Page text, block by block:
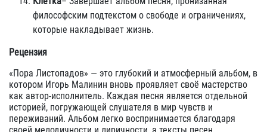
философским подтекстом о свободе и ограничениях,
которые накладывает жизнь.
Рецензия
«Пора Листопадов» — это глубокий и атмосферный альбом, в
котором Игорь Малинин вновь проявляет своё мастерство
как автор-исполнитель. Каждая песня является отдельной
историей, погружающей слушателя в мир чувств и
переживаний. Альбом легко воспринимается благодаря